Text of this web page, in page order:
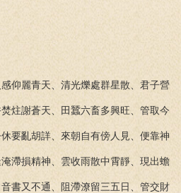
仰麗青天、清光爍處群星散、君子營
炷謝蒼天、田蠶六畜多興旺、管取今
要亂胡詳、來朝自有傍人見、便靠神
滯損精神、雲收雨散中霄靜、現出蟾
書又不通、阻滯潦留三五日、管交財